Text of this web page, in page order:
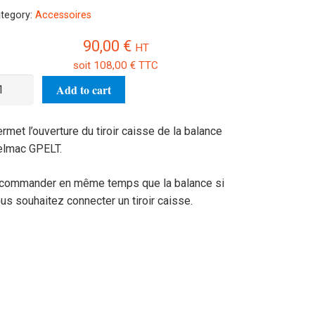
Accessoires
90,00 € HT
soit 108,00€ TTC
Add to cart
l’ouverture du tiroir caisse de la balance
GPELT.
en même temps que la balance si
souhaitez connecter un tiroir caisse.